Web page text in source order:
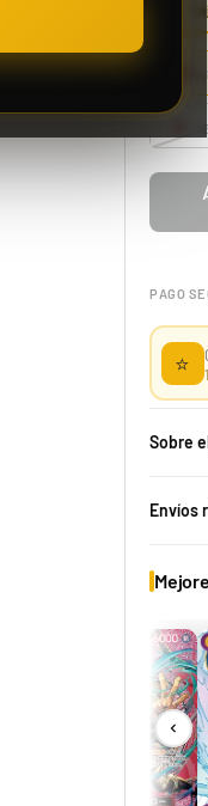
2021 25th Aniversario
Bomb" Mazo World
PAGO
⭐
Sobre
Envíos